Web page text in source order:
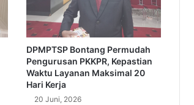
DPMPTSP Bontang Permudah
Pengurusan PKKPR, Kepastian
Waktu Layanan Maksimal 20
Hari Kerja
20 Juni, 2026